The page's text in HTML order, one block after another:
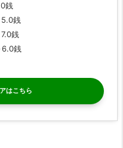
銭
5.0銭
銭
6.0銭